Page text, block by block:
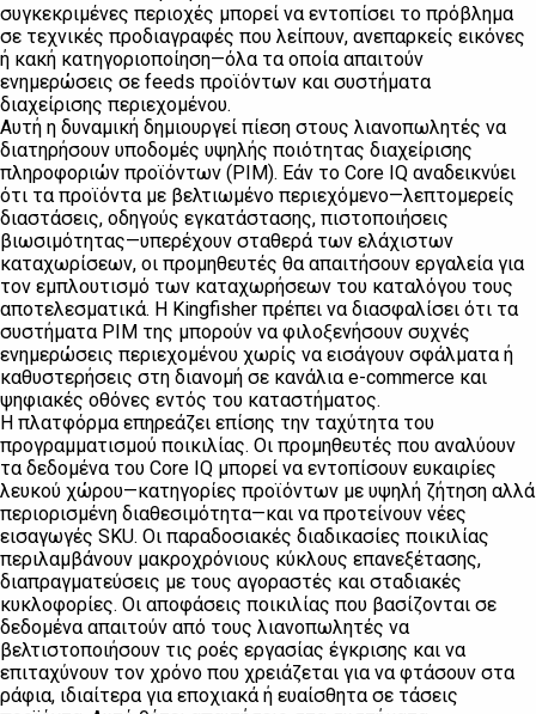
συγκεκριμένες περιοχές μπορεί να εντοπίσει το πρόβλημα
σε τεχνικές προδιαγραφές που λείπουν, ανεπαρκείς εικόνες
ή κακή κατηγοριοποίηση—όλα τα οποία απαιτούν
ενημερώσεις σε feeds προϊόντων και συστήματα
διαχείρισης περιεχομένου.
Αυτή η δυναμική δημιουργεί πίεση στους λιανοπωλητές να
διατηρήσουν υποδομές υψηλής ποιότητας διαχείρισης
πληροφοριών προϊόντων (PIM). Εάν το Core IQ αναδεικνύει
ότι τα προϊόντα με βελτιωμένο περιεχόμενο—λεπτομερείς
διαστάσεις, οδηγούς εγκατάστασης, πιστοποιήσεις
βιωσιμότητας—υπερέχουν σταθερά των ελάχιστων
καταχωρίσεων, οι προμηθευτές θα απαιτήσουν εργαλεία για
τον εμπλουτισμό των καταχωρήσεων του καταλόγου τους
αποτελεσματικά. Η Kingfisher πρέπει να διασφαλίσει ότι τα
συστήματα PIM της μπορούν να φιλοξενήσουν συχνές
ενημερώσεις περιεχομένου χωρίς να εισάγουν σφάλματα ή
καθυστερήσεις στη διανομή σε κανάλια e-commerce και
ψηφιακές οθόνες εντός του καταστήματος.
Η πλατφόρμα επηρεάζει επίσης την ταχύτητα του
προγραμματισμού ποικιλίας. Οι προμηθευτές που αναλύουν
τα δεδομένα του Core IQ μπορεί να εντοπίσουν ευκαιρίες
λευκού χώρου—κατηγορίες προϊόντων με υψηλή ζήτηση αλλά
περιορισμένη διαθεσιμότητα—και να προτείνουν νέες
εισαγωγές SKU. Οι παραδοσιακές διαδικασίες ποικιλίας
περιλαμβάνουν μακροχρόνιους κύκλους επανεξέτασης,
διαπραγματεύσεις με τους αγοραστές και σταδιακές
κυκλοφορίες. Οι αποφάσεις ποικιλίας που βασίζονται σε
δεδομένα απαιτούν από τους λιανοπωλητές να
βελτιστοποιήσουν τις ροές εργασίας έγκρισης και να
επιταχύνουν τον χρόνο που χρειάζεται για να φτάσουν στα
ράφια, ιδιαίτερα για εποχιακά ή ευαίσθητα σε τάσεις